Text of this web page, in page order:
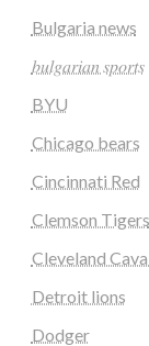
Bulgaria news
𝑏𝑢𝑙𝑔𝑎𝑟𝑖𝑎𝑛 𝑠𝑝𝑜𝑟𝑡𝑠
BYU
Chicago bears
Cincinnati Red
Clemson Tigers
Cleveland
Detroit lions
Dodger